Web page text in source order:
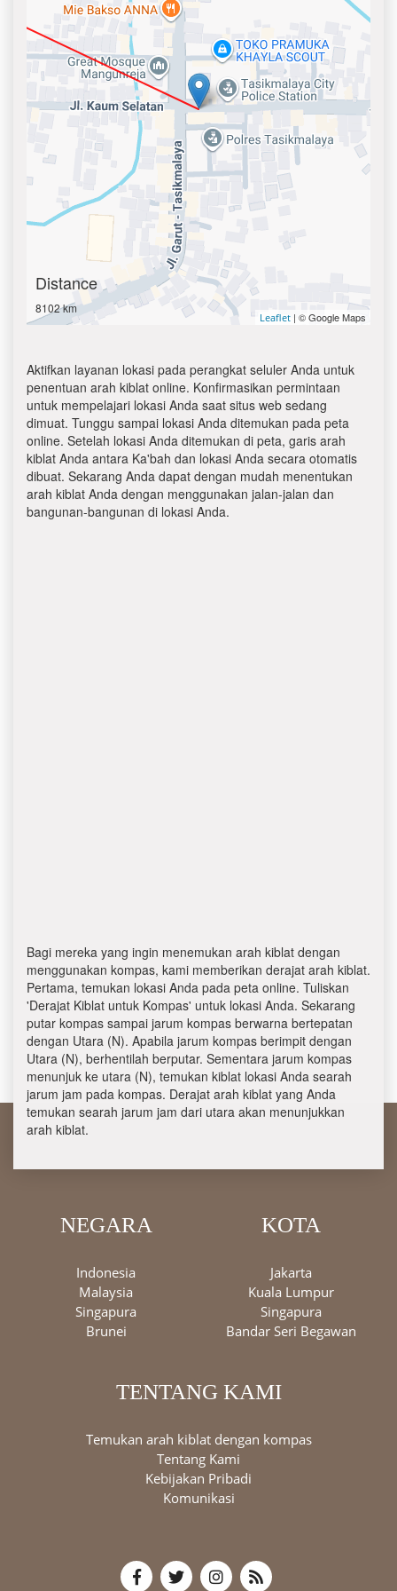
Distance
8102 km
Leaflet | © Google Maps
Aktifkan layanan lokasi pada perangkat seluler Anda untuk
penentuan arah kiblat online. Konfirmasikan permintaan
untuk mempelajari lokasi Anda saat situs web sedang
dimuat. Tunggu sampai lokasi Anda ditemukan pada peta
online. Setelah lokasi Anda ditemukan di peta, garis arah
kiblat Anda antara Ka'bah dan lokasi Anda secara otomatis
dibuat. Sekarang Anda dapat dengan mudah menentukan
arah kiblat Anda dengan menggunakan jalan-jalan dan
bangunan-bangunan di lokasi Anda.
Bagi mereka yang ingin menemukan arah kiblat dengan
menggunakan kompas, kami memberikan derajat arah kiblat.
Pertama, temukan lokasi Anda pada peta online. Tuliskan
'Derajat Kiblat untuk Kompas' untuk lokasi Anda. Sekarang
putar kompas sampai jarum kompas berwarna bertepatan
dengan Utara (N). Apabila jarum kompas berimpit dengan
Utara (N), berhentilah berputar. Sementara jarum kompas
menunjuk ke utara (N), temukan kiblat lokasi Anda searah
jarum jam pada kompas. Derajat arah kiblat yang Anda
temukan searah jarum jam dari utara akan menunjukkan
arah kiblat.
NEGARA
Indonesia
Malaysia
Singapura
Brunei
KOTA
Jakarta
Kuala Lumpur
Singapura
Bandar Seri Begawan
TENTANG KAMI
Temukan arah kiblat dengan kompas
Tentang Kami
Kebijakan Pribadi
Komunikasi